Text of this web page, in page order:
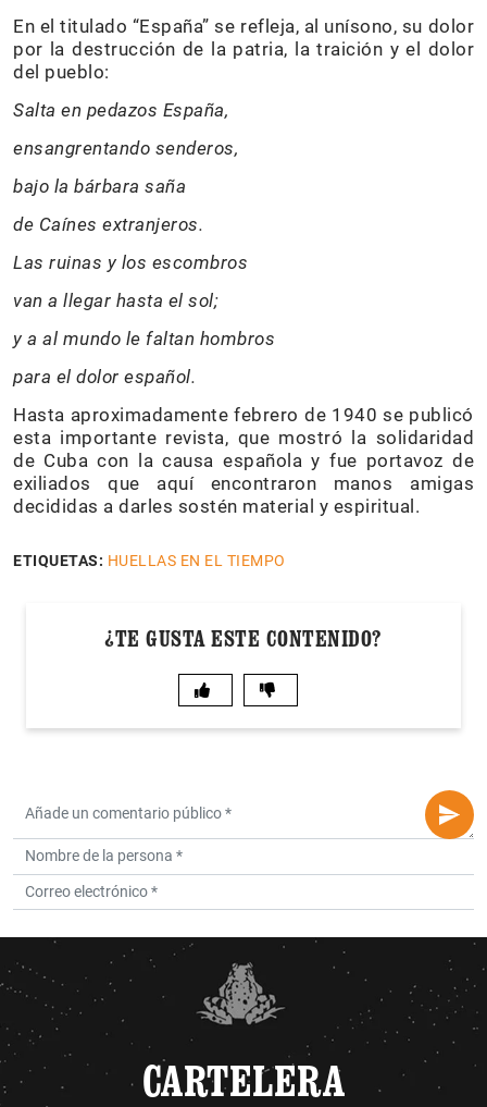
En el titulado “España” se refleja, al unísono, su dolor
por la destrucción de la patria, la traición y el dolor
del pueblo:
Salta en pedazos España,
ensangrentando senderos,
bajo la bárbara saña
de Caínes extranjeros.
Las ruinas y los escombros
van a llegar hasta el sol;
y a al mundo le faltan hombros
para el dolor español.
Hasta aproximadamente febrero de 1940 se publicó
esta importante revista, que mostró la solidaridad
de Cuba con la causa española y fue portavoz de
exiliados que aquí encontraron manos amigas
decididas a darles sostén material y espiritual.
ETIQUETAS: HUELLAS EN EL TIEMPO
¿TE GUSTA ESTE CONTENIDO?
CARTELERA